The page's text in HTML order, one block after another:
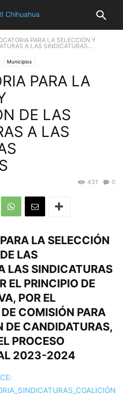
PARA LA SELECCIÓN Y
A LAS SINDICATURAS...
Municipios
PARA LA
DE LAS
A LAS
0
431
LA SELECCIÓN
LAS
LAS SINDICATURAS
EL PRINCIPIO DE
POR EL
COMISIÓN PARA
DE CANDIDATURAS,
PROCESO
2023-2024